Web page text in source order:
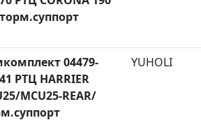
[16]
[1]
[500]
[39]
[77]
[69]
04479-
РТЦ HARRIER
MCU25-REAR/
YUHOLI